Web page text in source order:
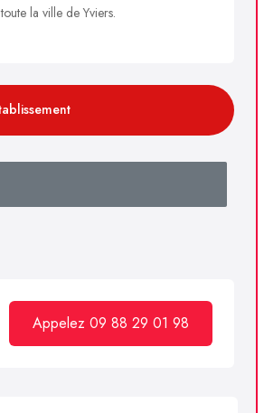
la ville de Yviers.
Appelez 09 88 29 01 98